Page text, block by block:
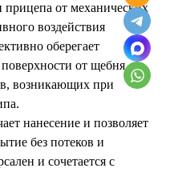
от механических
воздействия
оберегает
от щебня,
возникающих при
нанесение и позволяет
без потеков и
и сочетается с